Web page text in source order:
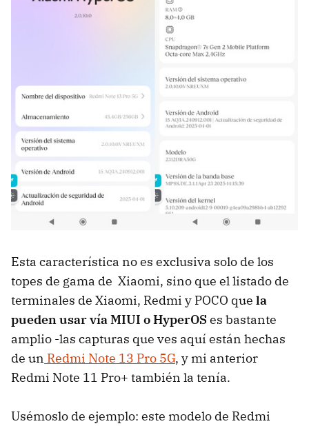
Esta característica no es exclusiva solo de los
topes de gama de Xiaomi, sino que el listado de
terminales de Xiaomi, Redmi y POCO que la
pueden usar vía MIUI o HyperOS es bastante
amplio -las capturas que ves aquí están hechas
de un Redmi Note 13 Pro 5G, y mi anterior
Redmi Note 11 Pro+ también la tenía.
Usémoslo de ejemplo: este modelo de Redmi